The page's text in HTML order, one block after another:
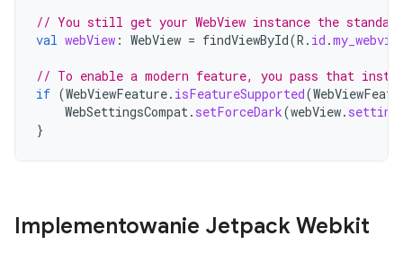
// You still get your WebView instance the
val webView : WebView = findViewById(R . id .
// To enable a modern feature, you pass that
if (WebViewFeature. isFeatureSupported(
WebSettingsCompat. setForceDark(webView.
}
Implementowanie Jetpack Webkit